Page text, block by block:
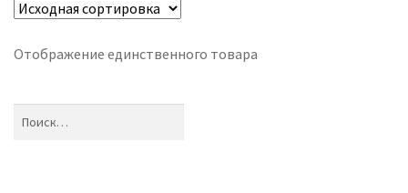
Отображение единственного товара